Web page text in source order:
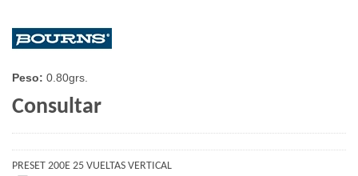
Peso: 0.80grs.
Consultar
PRESET 200E 25 VUELTAS VERTICAL